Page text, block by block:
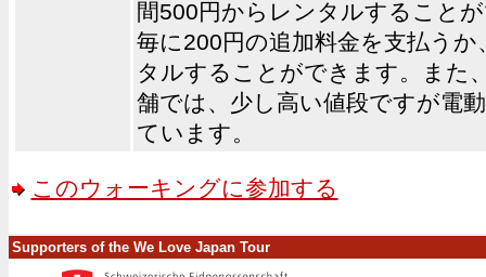
間500円からレンタルすること
毎に200円の追加料金を支払う
タルすることができます。また
舗では、少し高い値段ですが電
ています。
このウォーキングに参加する
Supporters of the We Love Japan Tour